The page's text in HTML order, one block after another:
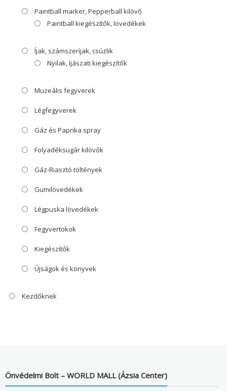
Paintball marker, Pepperball kilövő
Paintball kiegészítők, lövedékek
Íjak, számszeríjak, csúzlik
Nyilak, íjászati kiegészítők
Muzeális fegyverek
Légfegyverek
Gáz és Paprika spray
Folyadéksugár kilövők
Gáz-Riasztó töltények
Gumilövedékek
Légpuska lövedékek
Fegyvertokok
Kiegészítők
Újságok és könyvek
Kezdőknek
Önvédelmi Bolt – WORLD MALL (Ázsia Center)